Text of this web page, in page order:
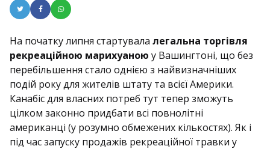
На початку липня стартувала легальна торгівля
рекреаційною марихуаною у Вашингтоні, що без
перебільшення стало однією з найвизначніших
подій року для жителів штату та всієї Америки.
Канабіс для власних потреб тут тепер зможуть
цілком законно придбати всі повнолітні
американці (у розумно обмежених кількостях). Як і
під час запуску продажів рекреаційної травки у